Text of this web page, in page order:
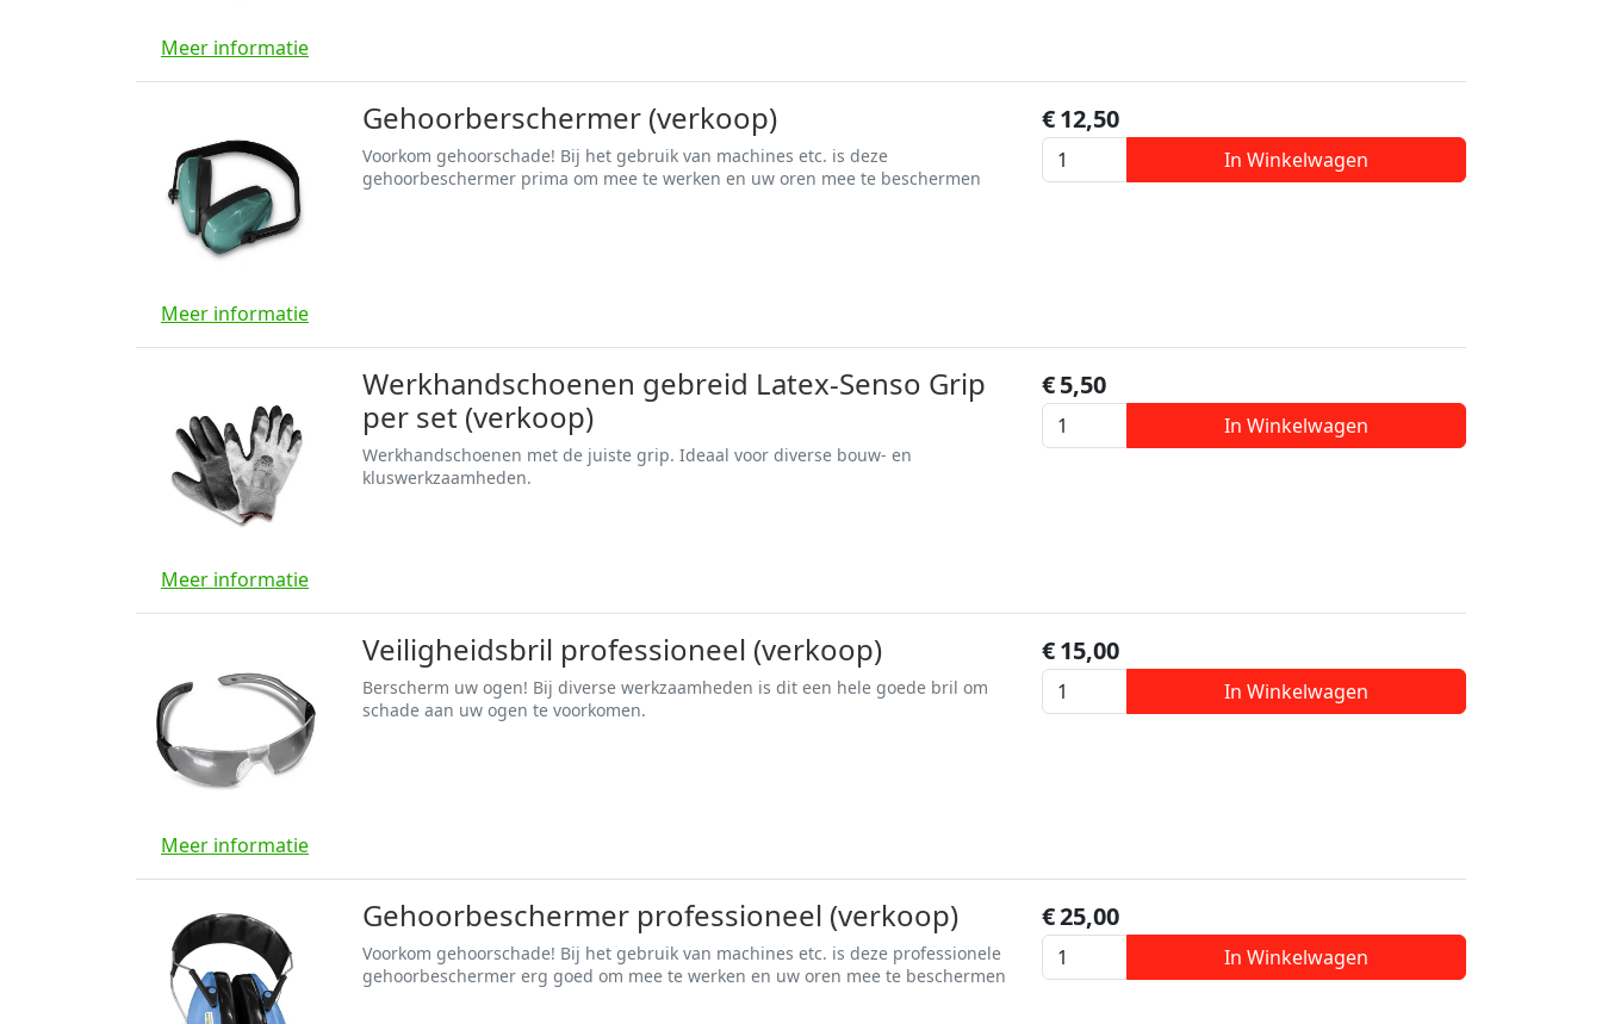
Meer informatie
Meer informatie
€12,50
In Winkelwagen
Gehoorberschermer (verkoop)
Voorkom gehoorschade! Bij het gebruik van machines etc. is deze
gehoorbeschermer prima om mee te werken en uw oren mee te beschermen
Meer informatie
€5,50
In Winkelwagen
Werkhandschoenen gebreid Latex-Senso Grip
per set (verkoop)
Werkhandschoenen met de juiste grip. Ideaal voor diverse bouw- en
kluswerkzaamheden.
Meer informatie
€15,00
In Winkelwagen
Veiligheidsbril professioneel (verkoop)
Berscherm uw ogen! Bij diverse werkzaamheden is dit een hele goede bril om
schade aan uw ogen te voorkomen.
€25,00
In Winkelwagen
Gehoorbeschermer professioneel (verkoop)
Voorkom gehoorschade! Bij het gebruik van machines etc. is deze professionele
gehoorbeschermer erg goed om mee te werken en uw oren mee te beschermen